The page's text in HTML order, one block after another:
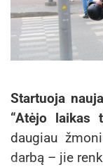
Startuoja
“Atėjo laikas
daugiau
darbą – jie